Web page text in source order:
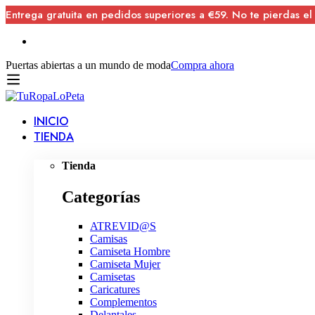
Entrega gratuita en pedidos superiores a €59. No te pierdas el
Puertas abiertas a un mundo de modaCompra ahora
INICIO
TIENDA
Tienda
Categorías
ATREVID@S
Camisas
Camiseta Hombre
Camiseta Mujer
Camisetas
Caricatures
Complementos